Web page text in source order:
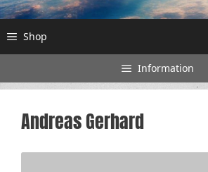
Shop
Information
Andreas Gerhard